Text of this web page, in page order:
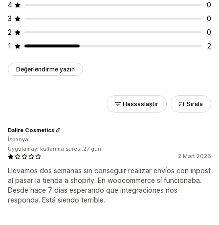
4
0
3
0
2
0
1
2
Değerlendirme yazın
Hassaslaştır Sırala
2 Mart 2026
Llevamos dos semanas sin conseguir realizar envíos con inpost
al pasar la tienda a shopify. En woocommerce sí funcionaba.
Desde hace 7 días esperando que integraciones nos
responda. Está siendo terrible.
Dalire Cosmetics
İspanya
Uygulamayı kullanma süresi:27 gün